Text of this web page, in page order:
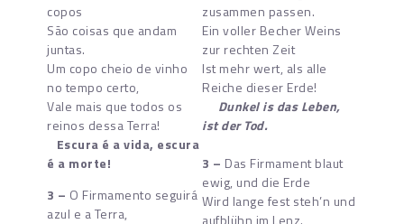
copos
São coisas que andam
juntas.
Um copo cheio de vinho
no tempo certo,
Vale mais que todos os
reinos dessa Terra!
Escura é a vida, escura
é a morte!
3 – O Firmamento seguirá
azul e a Terra,
zusammen passen.
Ein voller Becher Weins
zur rechten Zeit
Ist mehr wert, als alle
Reiche dieser Erde!
Dunkel is das Leben,
ist der Tod.
3 – Das Firmament blaut
ewig, und die Erde
Wird lange fest steh’n und
aufblühn im Lenz.